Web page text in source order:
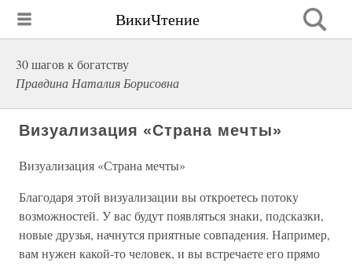
ВикиЧтение
30 шагов к богатству
Правдина Наталия Борисовна
Визуализация «Страна мечты»
Визуализация «Страна мечты»
Благодаря этой визуализации вы откроетесь потоку
возможностей. У вас будут появляться знаки, подсказки,
новые друзья, начнутся приятные совпадения. Например,
вам нужен какой-то человек, и вы встречаете его прямо